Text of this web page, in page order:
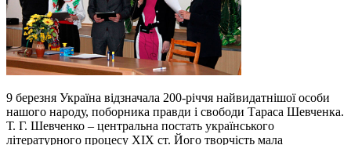
9 березня Україна відзначала 200-річчя найвидатнішої особи
нашого народу, поборника правди і свободи Тараса Шевченка.
Т. Г. Шевченко – центральна постать українського
літературного процесу XIX ст. Його творчість мала